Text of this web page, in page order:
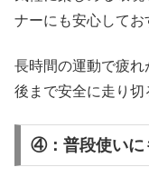
ナーにも安心してお
長時間の運動で疲
後まで安全に走り切
④：普段使いに